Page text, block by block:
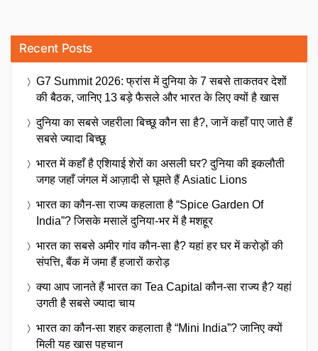
Recent Posts
G7 Summit 2026: फ्रांस में दुनिया के 7 सबसे ताकतवर देशों
की बैठक, जानिए 13 बड़े फैसले और भारत के लिए क्यों है खास
दुनिया का सबसे जहरीला बिच्छू कौन सा है?, जानें कहाँ पाए जाते हैं
सबसे ज्यादा बिच्छू
भारत में कहाँ है एशियाई शेरों का असली घर? दुनिया की इकलौती
जगह जहाँ जंगल में आज़ादी से घूमते हैं Asiatic Lions
भारत का कौन-सा राज्य कहलाता है “Spice Garden Of
India”? जिसके मसालें दुनिया-भर में है मशहूर
भारत का सबसे अमीर गांव कौन-सा है? यहां हर घर में करोड़ों की
संपत्ति, बैंक में जमा हैं हजारों करोड़
क्या आप जानते हैं भारत का Tea Capital कौन-सा राज्य है? यहां
उगती है सबसे ज्यादा चाय
भारत का कौन-सा शहर कहलाता है “Mini India”? जानिए क्यों
मिली यह खास पहचान